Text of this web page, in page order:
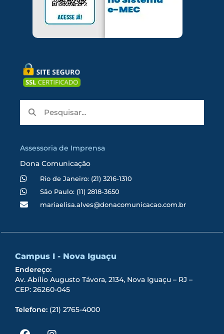
Assessoria de Imprensa
Dona Comunicação
Rio de Janeiro: (21) 3216-1310
São Paulo: (11) 2818-3650
mariaelisa.alves@donacomunicacao.com.br
Campus I - Nova Iguaçu
Endereço:
Av. Abílio Augusto Távora, 2134, Nova Iguaçu – RJ –
CEP: 26260-045
Telefone: (21) 2765-4000